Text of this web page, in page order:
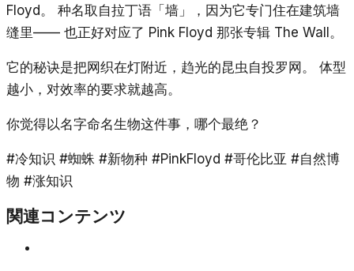
Floyd。 种名取自拉丁语「墙」，因为它专门住在建筑墙
缝里—— 也正好对应了 Pink Floyd 那张专辑 The Wall。
它的秘诀是把网织在灯附近，趋光的昆虫自投罗网。 体型
越小，对效率的要求就越高。
你觉得以名字命名生物这件事，哪个最绝？
#冷知识 #蜘蛛 #新物种 #PinkFloyd #哥伦比亚 #自然博
物 #涨知识
関連コンテンツ